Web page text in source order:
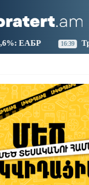
Трамп: США больше не